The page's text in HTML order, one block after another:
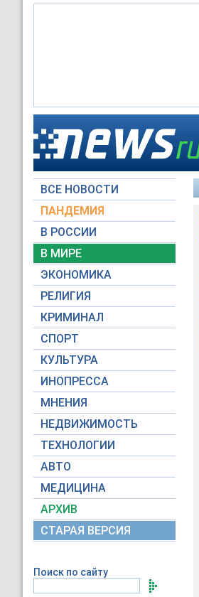
ВСЕ НОВОСТИ
ПАНДЕМИЯ
В РОССИИ
В МИРЕ
ЭКОНОМИКА
РЕЛИГИЯ
КРИМИНАЛ
СПОРТ
КУЛЬТУРА
ИНОПРЕССА
МНЕНИЯ
НЕДВИЖИМОСТЬ
ТЕХНОЛОГИИ
АВТО
МЕДИЦИНА
АРХИВ
СТАРАЯ ВЕРСИЯ
Поиск по сайту